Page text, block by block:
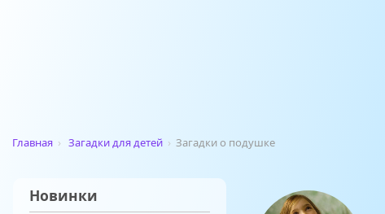
Главная › Загадки для детей › Загадки о подушке
Новинки